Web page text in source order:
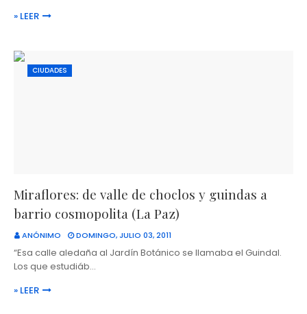
» LEER
CIUDADES
Miraflores: de valle de choclos y guindas a
barrio cosmopolita (La Paz)
ANÓNIMO DOMINGO, JULIO 03, 2011
“Esa calle aledaña al Jardín Botánico se llamaba el Guindal.
Los que estudiáb…
» LEER